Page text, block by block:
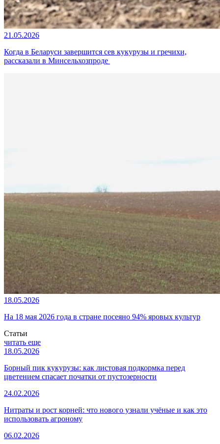
21.05.2026
Когда в Беларуси завершится сев кукурузы и гречихи,
рассказали в Минсельхозпроде
18.05.2026
На 18 мая 2026 года в стране посеяно 94% яровых культур
Статьи
читать еще
18.05.2026
Борный пик кукурузы: как листовая подкормка перед
цветением спасает початки от пустозерности
24.02.2026
Нитраты и рост корней: что нового узнали учёные и как это
использовать агроному
06.02.2026